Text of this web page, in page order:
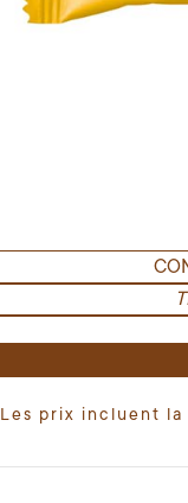
Les prix incluent la